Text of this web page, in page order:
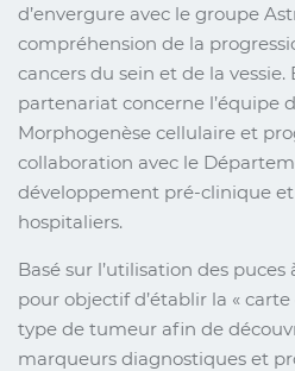
d’envergure avec le groupe
compréhension de la
cancers du sein et de la vessie.
partenariat concerne l’équipe
Morphogenèse cellulaire et
collaboration avec le
développement pré-clinique
hospitaliers.
Basé sur l’utilisation des
pour objectif d’établir la «
type de tumeur afin de
marqueurs diagnostiques et